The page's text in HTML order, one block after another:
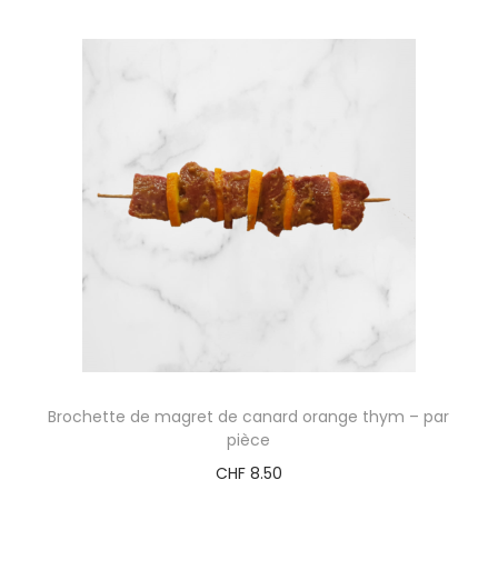
Brochette de magret de canard orange thym – par
pièce
CHF8.50